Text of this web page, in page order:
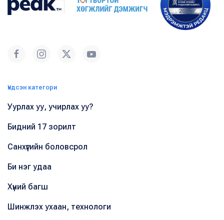
Үндсэн категори
Уурлах уу, учирлах уу?
Бидний 17 зорилт
Санхүүгийн боловсрол
Би нэг удаа
Хүний багш
Шинжлэх ухаан, технологи